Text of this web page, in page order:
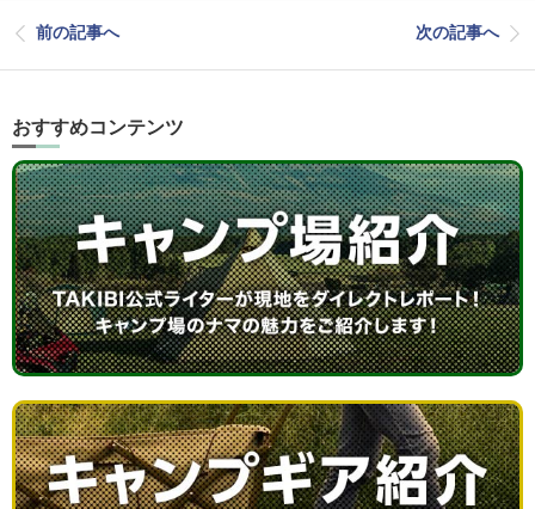
前の記事へ 次の記事へ
おすすめコンテンツ